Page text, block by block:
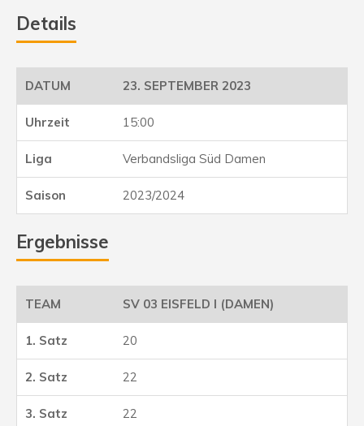
Details
23. SEPTEMBER 2023
15:00
Verbandsliga Süd Damen
2023/2024
Ergebnisse
SV 03 EISFELD I (DAMEN)
20
22
22